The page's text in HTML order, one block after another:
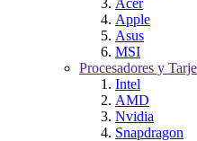
Acer
Apple
Asus
MSI
Procesadores y
Intel
AMD
Nvidia
Snapdragon